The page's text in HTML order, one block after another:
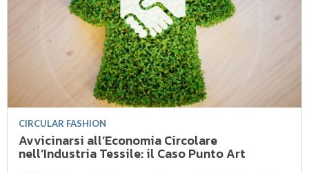
CIRCULAR FASHION
Avvicinarsi all’Economia Circolare
nell’Industria Tessile: il Caso Punto Art